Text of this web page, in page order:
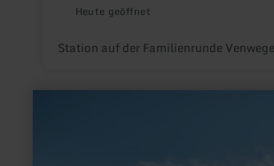
Heute geöffnet
Station auf der Familienrunde